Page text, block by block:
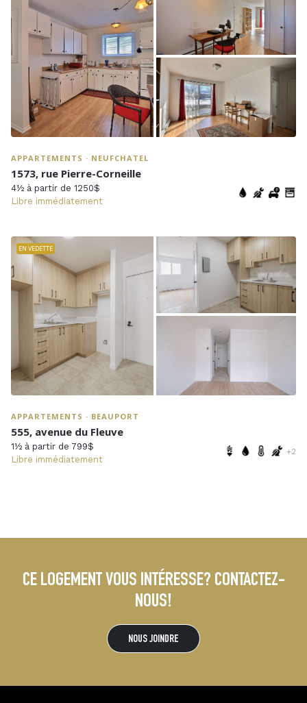
APPARTEMENTS · NEUFCHATEL
1573, rue Pierre-Corneille
4½ à partir de 1250$
Libre immédiatement
EN VEDETTE
APPARTEMENTS · BEAUPORT
555, avenue du Fleuve
1½ à partir de 799$
Libre immédiatement
+2
CE LOGEMENT VOUS INTÉRESSE? CONTACTEZ-
NOUS!
NOUS JOINDRE